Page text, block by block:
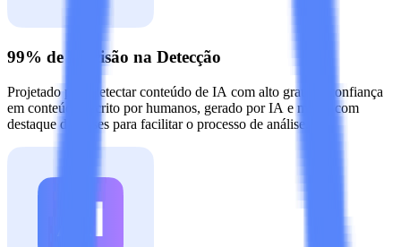
99% de Precisão na Detecção
Projetado para detectar conteúdo de IA com alto grau de confiança
em conteúdo escrito por humanos, gerado por IA e misto, com
destaque de frases para facilitar o processo de análise.